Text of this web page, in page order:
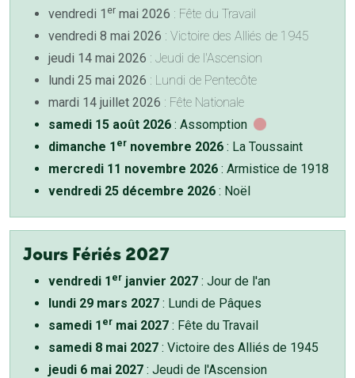
vendredi 1 er mai 2026 : Fête du Travail
vendredi 8 mai 2026 : Victoire des Alliés de 1945
jeudi 14 mai 2026 : Jeudi de l'Ascension
lundi 25 mai 2026 : Lundi de Pentecôte
mardi 14 juillet 2026 : Fête Nationale
samedi 15 août 2026 : Assomption
dimanche 1 er novembre 2026 : La Toussaint
mercredi 11 novembre 2026 : Armistice de 1918
vendredi 25 décembre 2026 : Noël
Jours Fériés 2027
vendredi 1 er janvier 2027 : Jour de l'an
lundi 29 mars 2027 : Lundi de Pâques
samedi 1 er mai 2027 : Fête du Travail
samedi 8 mai 2027 : Victoire des Alliés de 1945
jeudi 6 mai 2027 : Jeudi de l'Ascension